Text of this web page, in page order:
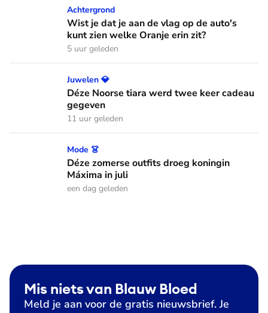
Wist je dat je aan de vlag op de auto's kunt zien welke
Achtergrond
Wist je dat je aan de vlag op de auto's
kunt zien welke Oranje erin zit?
5 uur geleden
Déze Noorse tiara werd twee keer cadeau gegeven
Juwelen 💎
Déze Noorse tiara werd twee keer cadeau
gegeven
11 uur geleden
Déze zomerse outfits droeg koningin Máxima in juli
Mode 👗
Déze zomerse outfits droeg koningin
Máxima in juli
een dag geleden
Mis niets van Blauw Bloed
Meld je aan voor de gratis nieuwsbrief. Je